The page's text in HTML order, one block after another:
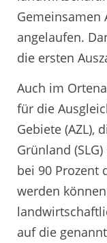
Gemeinsamen
angelaufen.
die ersten
Auch im
für die
Gebiete (AZL),
Grünland
bei 90 Prozent
werden
auf die